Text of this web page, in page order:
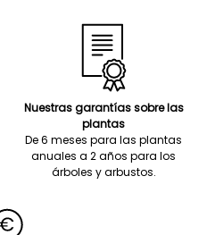
Nuestras garantías sobre las
plantas
De 6 meses para las plantas
anuales a 2 años para los
árboles y arbustos.